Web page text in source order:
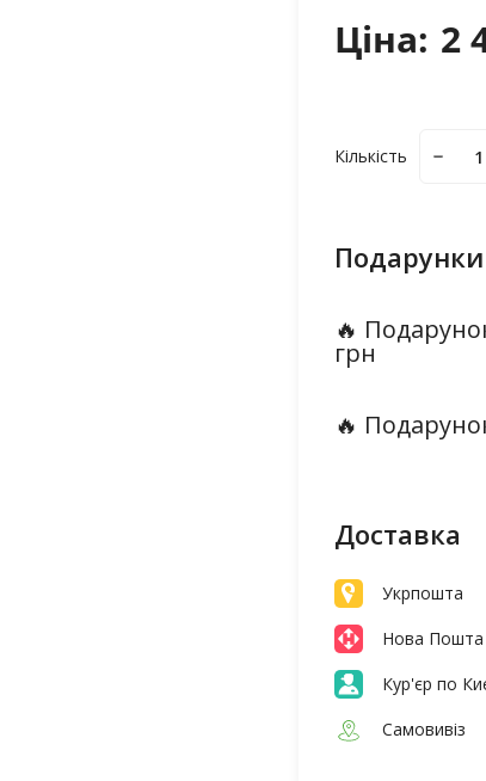
Ціна: 2
Кількість
🔥
грн
🔥
Доставка
Укрпошта
Нова Пошта
Кур'єр по
Самовивіз